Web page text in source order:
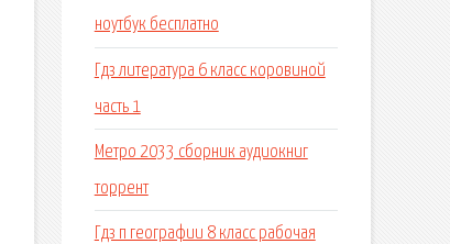
ноутбук бесплатно
Гдз литература 6 класс коровиной
часть 1
Метро 2033 сборник аудиокниг
торрент
Гдз п географии 8 класс рабочая